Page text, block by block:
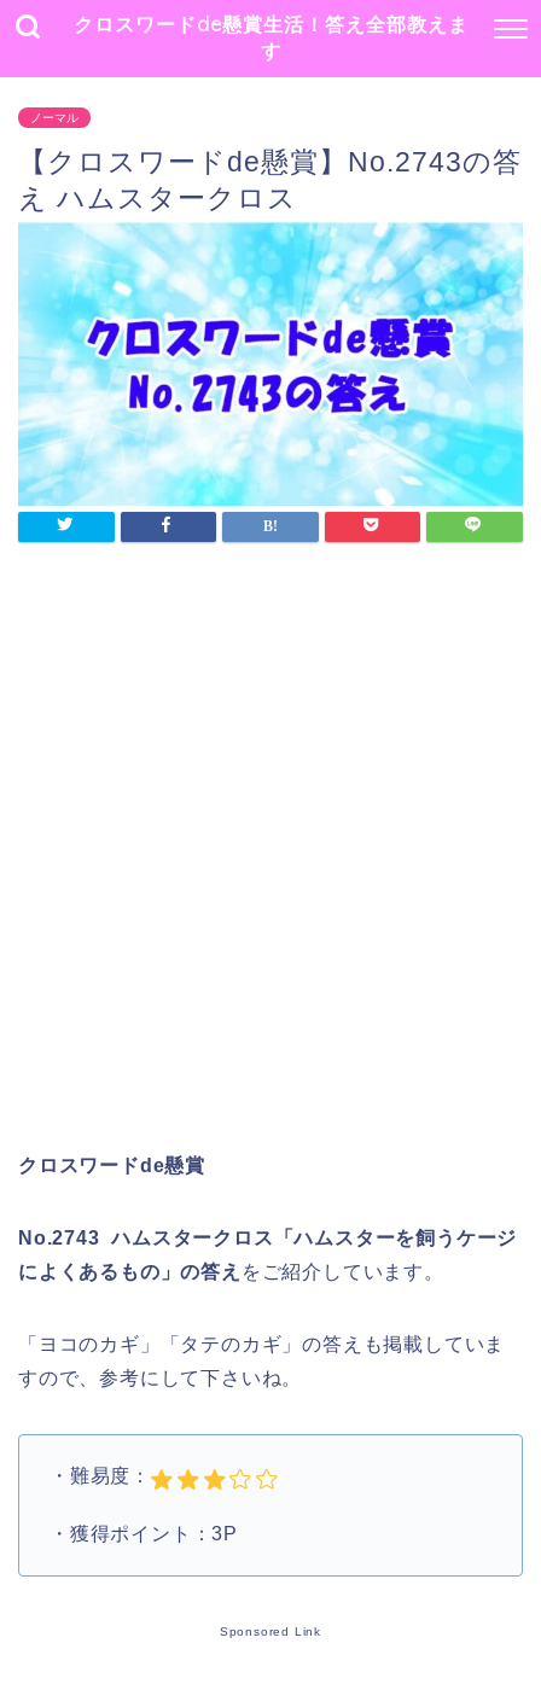
クロスワードde懸賞生活！答え全部教えま
す
ノーマル
【クロスワードde懸賞】No.2743の答
え ハムスタークロス
クロスワードde懸賞
No.2743 ハムスタークロス「ハムスターを飼うケージ
によくあるもの」の答え をご紹介しています。
「ヨコのカギ」「タテのカギ」の答えも掲載していま
すので、参考にして下さいね。
・難易度：
・獲得ポイント：3P
Sponsored Link